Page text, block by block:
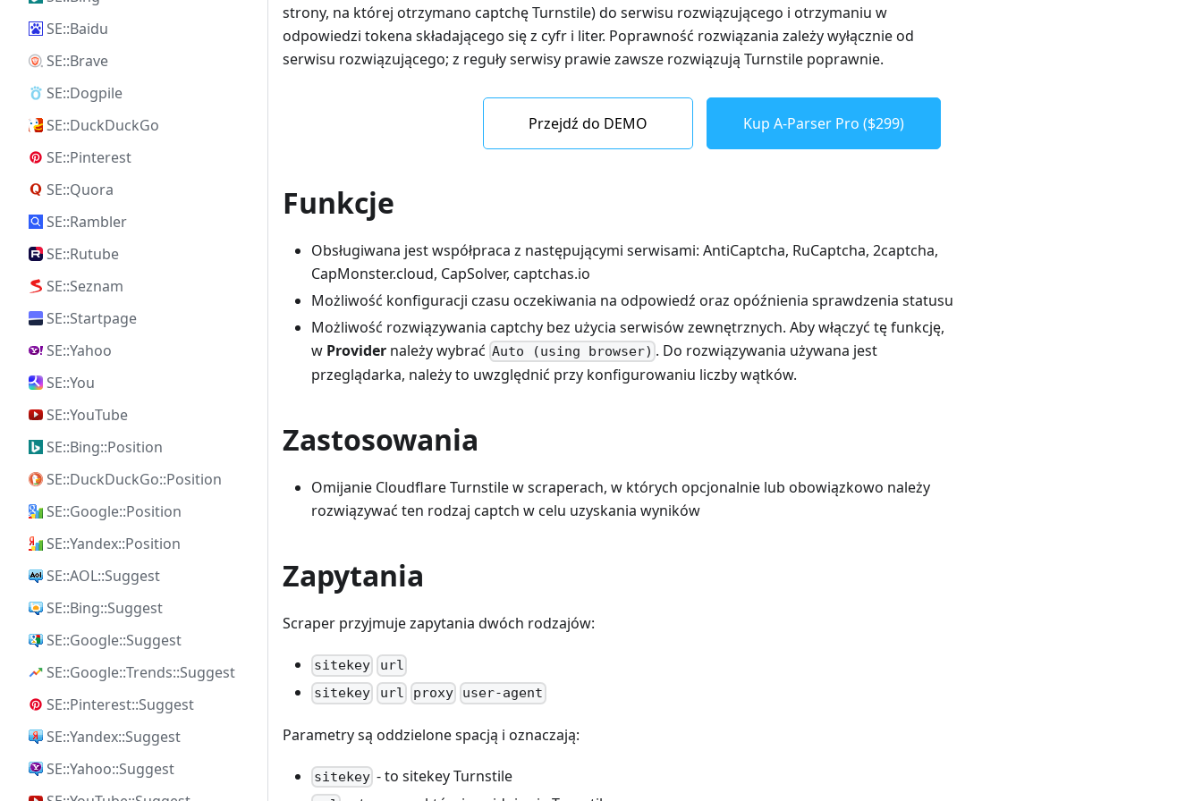
SE::Baidu
SE::Brave
SE::Dogpile
SE::DuckDuckGo
SE::Pinterest
SE::Quora
SE::Rambler
SE::Rutube
SE::Seznam
SE::Startpage
SE::Yahoo
SE::You
SE::YouTube
SE::Bing::Position
SE::DuckDuckGo::Position
SE::Google::Position
SE::Yandex::Position
SE::AOL::Suggest
SE::Bing::Suggest
SE::Google::Suggest
SE::Google::Trends::Suggest
SE::Pinterest::Suggest
SE::Yandex::Suggest
SE::Yahoo::Suggest
strony, na której otrzymano captchę Turnstile) do serwisu rozwiązującego i otrzymaniu w
odpowiedzi tokena składającego się z cyfr i liter. Poprawność rozwiązania zależy wyłącznie od
serwisu rozwiązującego; z reguły serwisy prawie zawsze rozwiązują Turnstile poprawnie.
Przejdź do DEMO Kup A-Parser Pro ($299)
Funkcje
Obsługiwana jest współpraca z następującymi serwisami: AntiCaptcha, RuCaptcha, 2captcha,
CapMonster.cloud, CapSolver, captchas.io
Możliwość konfiguracji czasu oczekiwania na odpowiedź oraz opóźnienia sprawdzenia statusu
Możliwość rozwiązywania captchy bez użycia serwisów zewnętrznych. Aby włączyć tę funkcję,
w Provider należy wybrać Auto (using browser) . Do rozwiązywania używana jest
przeglądarka, należy to uwzględnić przy konfigurowaniu liczby wątków.
Zastosowania
Omijanie Cloudflare Turnstile w scraperach, w których opcjonalnie lub obowiązkowo należy
rozwiązywać ten rodzaj captch w celu uzyskania wyników
Zapytania
Scraper przyjmuje zapytania dwóch rodzajów:
sitekey
url
sitekey
url proxy user-agent
Parametry są oddzielone spacją i oznaczają:
sitekey - to sitekey Turnstile